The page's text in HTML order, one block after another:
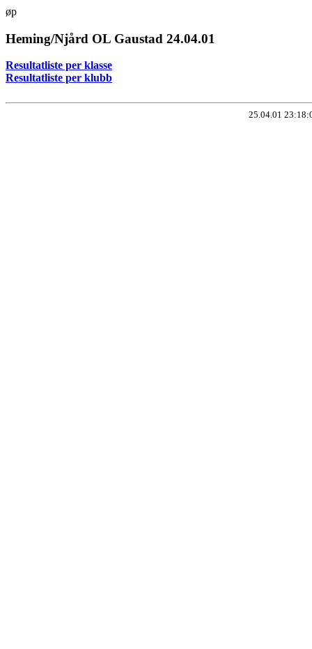
øp
Heming/Njård OL Gaustad 24.04.01
Resultatliste per klasse
Resultatliste per klubb
25.04.01